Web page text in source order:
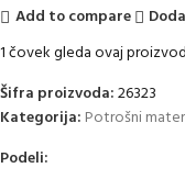
Add to compare
1čovek gleda ovaj
Šifra proizvoda:26323
Kategorija: Potrošni
Podeli: